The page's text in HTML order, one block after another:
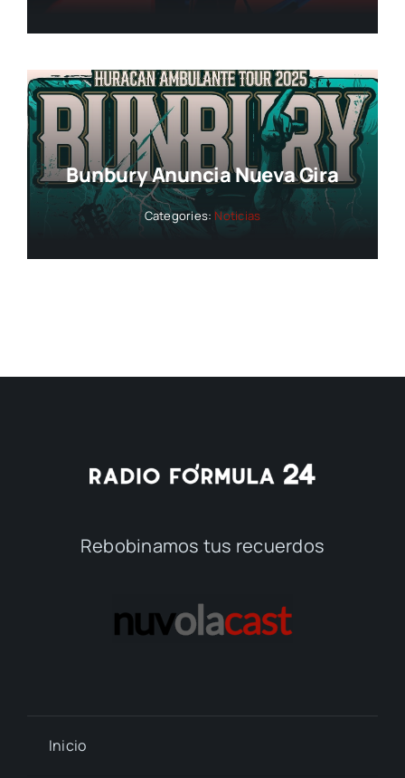
Bunbury Anuncia Nueva Gira
Categories: Noticias
Rebobinamos tus recuerdos
Inicio